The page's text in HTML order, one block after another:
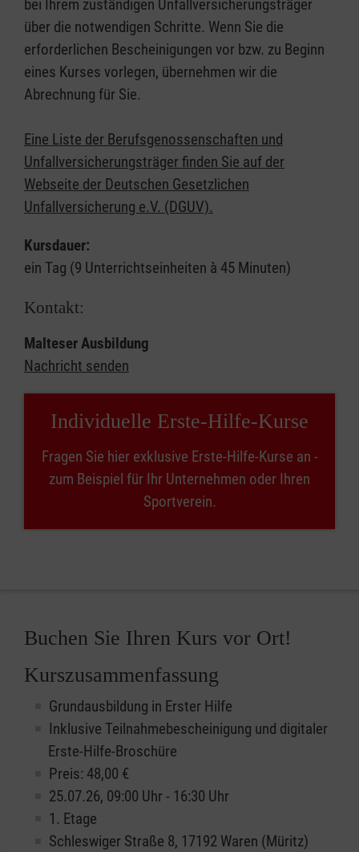
bei Ihrem zuständigen Unfallversicherungsträger
über die notwendigen Schritte. Wenn Sie die
erforderlichen Bescheinigungen vor bzw. zu Beginn
eines Kurses vorlegen, übernehmen wir die
Abrechnung für Sie.
Eine Liste der Berufsgenossenschaften und
Unfallversicherungsträger finden Sie auf der
Webseite der Deutschen Gesetzlichen
Unfallversicherung e.V. (DGUV).
Kursdauer:
ein Tag (9 Unterrichtseinheiten à 45 Minuten)
Kontakt:
Malteser Ausbildung
Nachricht senden
Individuelle Erste-Hilfe-Kurse
Fragen Sie hier exklusive Erste-Hilfe-Kurse an -
zum Beispiel für Ihr Unternehmen oder Ihren
Sportverein.
Buchen Sie Ihren Kurs vor Ort!
Kurszusammenfassung
Grundausbildung in Erster Hilfe
Inklusive Teilnahmebescheinigung und digitaler
Erste-Hilfe-Broschüre
Preis: 48,00 €
25.07.26, 09:00 Uhr - 16:30 Uhr
1. Etage
Schleswiger Straße 8, 17192 Waren (Müritz)